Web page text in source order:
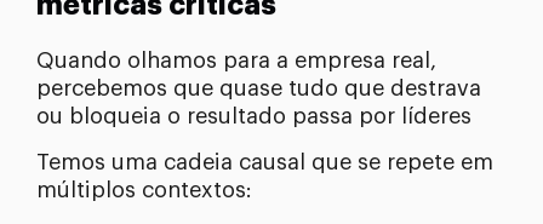
métricas críticas
Quando olhamos para a empresa real,
percebemos que quase tudo que destrava
ou bloqueia o resultado passa por líderes
Temos uma cadeia causal que se repete em
múltiplos contextos: